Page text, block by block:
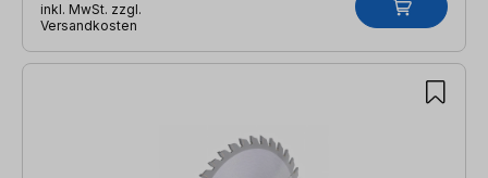
inkl. MwSt. zzgl.
Versandkosten